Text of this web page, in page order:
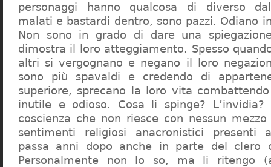
personaggi hanno qualcosa di diverso
malati e bastardi dentro, sono pazzi. Odiano
Non sono in grado di dare una
dimostra il loro atteggiamento. Spesso
altri si vergognano e negano il loro
sono più spavaldi e credendo di
superiore, sprecano la loro vita
inutile e odioso. Cosa li spinge?
coscienza che non riesce con nessun
sentimenti religiosi anacronistici presenti
passa anni dopo anche in parte del clero
Personalmente non lo so, ma li ritengo